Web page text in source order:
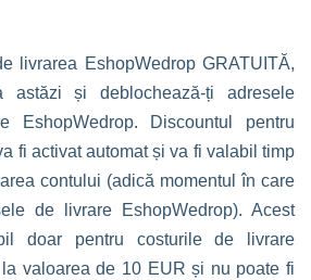
livrarea EshopWedrop GRATUITĂ,
astăzi și deblochează-ți adresele
EshopWedrop. Discountul pentru
fi activat automat și va fi valabil timp
contului (adică momentul în care
de livrare EshopWedrop). Acest
doar pentru costurile de livrare
valoarea de 10 EUR și nu poate fi